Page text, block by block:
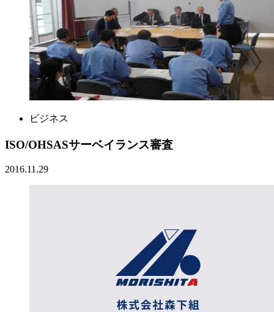
ビジネス
ISO/OHSASサーベイランス審査
2016.11.29